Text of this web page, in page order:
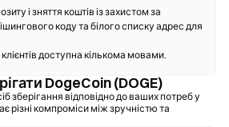
і зняття коштів із захистом за
коду та білого списку адрес для
доступна кількома мовами.
DogeCoin (DOGE)
зберігання відповідно до ваших потреб у
різні компроміси між зручністю та